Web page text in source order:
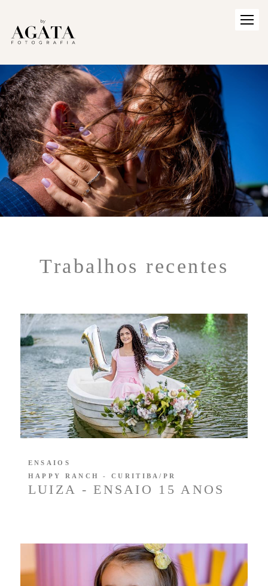
Trabalhos recentes
LUIZA - ENSAIO 15 ANOS
ENSAIOS
HAPPY RANCH - CURITIBA/PR